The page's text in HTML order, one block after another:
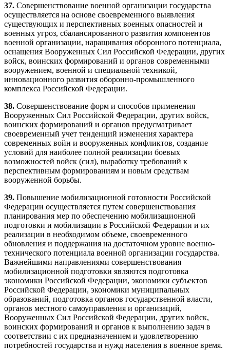
37. Совершенствование военной организации государства
осуществляется на основе своевременного выявления
существующих и перспективных военных опасностей и
военных угроз, сбалансированного развития компонентов
военной организации, наращивания оборонного потенциала,
оснащения Вооруженных Сил Российской Федерации, других
войск, воинских формирований и органов современными
вооружением, военной и специальной техникой,
инновационного развития оборонно-промышленного
комплекса Российской Федерации.
38. Совершенствование форм и способов применения
Вооруженных Сил Российской Федерации, других войск,
воинских формирований и органов предусматривает
своевременный учет тенденций изменения характера
современных войн и вооруженных конфликтов, создание
условий для наиболее полной реализации боевых
возможностей войск (сил), выработку требований к
перспективным формированиям и новым средствам
вооруженной борьбы.
39. Повышение мобилизационной готовности Российской
Федерации осуществляется путем совершенствования
планирования мер по обеспечению мобилизационной
подготовки и мобилизации в Российской Федерации и их
реализации в необходимом объеме, своевременного
обновления и поддержания на достаточном уровне военно-
технического потенциала военной организации государства.
Важнейшими направлениями совершенствования
мобилизационной подготовки являются подготовка
экономики Российской Федерации, экономики субъектов
Российской Федерации, экономики муниципальных
образований, подготовка органов государственной власти,
органов местного самоуправления и организаций,
Вооруженных Сил Российской Федерации, других войск,
воинских формирований и органов к выполнению задач в
соответствии с их предназначением и удовлетворению
потребностей государства и нужд населения в военное время.